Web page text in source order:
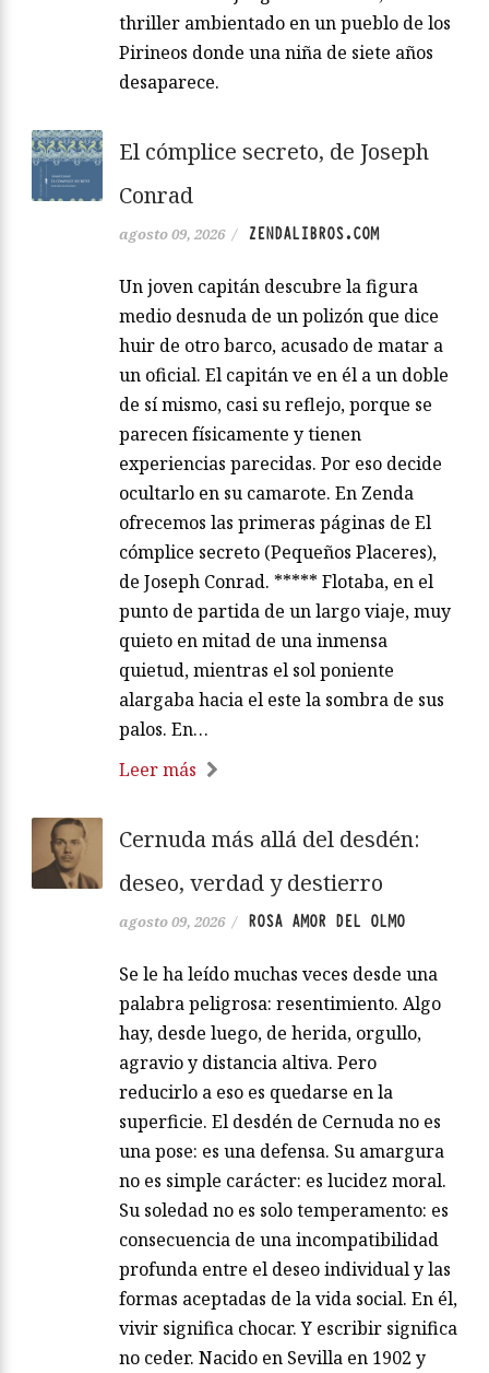
thriller ambientado en un pueblo de los
Pirineos donde una niña de siete años
desaparece.
El cómplice secreto, de Joseph
Conrad
agosto 09, 2026 / ZENDALIBROS.COM
Un joven capitán descubre la figura
medio desnuda de un polizón que dice
huir de otro barco, acusado de matar a
un oficial. El capitán ve en él a un doble
de sí mismo, casi su reflejo, porque se
parecen físicamente y tienen
experiencias parecidas. Por eso decide
ocultarlo en su camarote. En Zenda
ofrecemos las primeras páginas de El
cómplice secreto (Pequeños Placeres),
de Joseph Conrad. ***** Flotaba, en el
punto de partida de un largo viaje, muy
quieto en mitad de una inmensa
quietud, mientras el sol poniente
alargaba hacia el este la sombra de sus
palos. En…
Leer más
Cernuda más allá del desdén:
deseo, verdad y destierro
agosto 09, 2026 / ROSA AMOR DEL OLMO
Se le ha leído muchas veces desde una
palabra peligrosa: resentimiento. Algo
hay, desde luego, de herida, orgullo,
agravio y distancia altiva. Pero
reducirlo a eso es quedarse en la
superficie. El desdén de Cernuda no es
una pose: es una defensa. Su amargura
no es simple carácter: es lucidez moral.
Su soledad no es solo temperamento: es
consecuencia de una incompatibilidad
profunda entre el deseo individual y las
formas aceptadas de la vida social. En él,
vivir significa chocar. Y escribir significa
no ceder. Nacido en Sevilla en 1902 y